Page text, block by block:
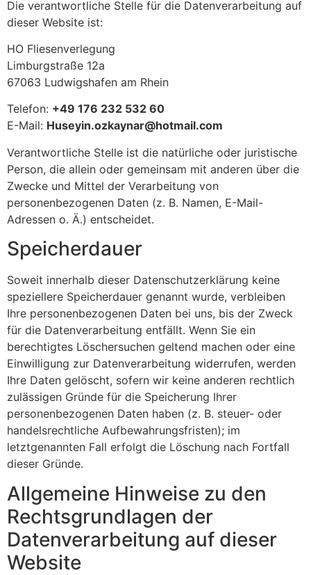
Die verantwortliche Stelle für die Datenverarbeitung auf
dieser Website ist:
HO Fliesenverlegung
Limburgstraße 12a
67063 Ludwigshafen am Rhein
Telefon: +49 176 232 532 60
E-Mail: Huseyin.ozkaynar@hotmail.com
Verantwortliche Stelle ist die natürliche oder juristische
Person, die allein oder gemeinsam mit anderen über die
Zwecke und Mittel der Verarbeitung von
personenbezogenen Daten (z. B. Namen, E-Mail-
Adressen o. Ä.) entscheidet.
Speicherdauer
Soweit innerhalb dieser Datenschutzerklärung keine
speziellere Speicherdauer genannt wurde, verbleiben
Ihre personenbezogenen Daten bei uns, bis der Zweck
für die Datenverarbeitung entfällt. Wenn Sie ein
berechtigtes Löschersuchen geltend machen oder eine
Einwilligung zur Datenverarbeitung widerrufen, werden
Ihre Daten gelöscht, sofern wir keine anderen rechtlich
zulässigen Gründe für die Speicherung Ihrer
personenbezogenen Daten haben (z. B. steuer- oder
handelsrechtliche Aufbewahrungsfristen); im
letztgenannten Fall erfolgt die Löschung nach Fortfall
dieser Gründe.
Allgemeine Hinweise zu den
Rechtsgrundlagen der
Datenverarbeitung auf dieser
Website